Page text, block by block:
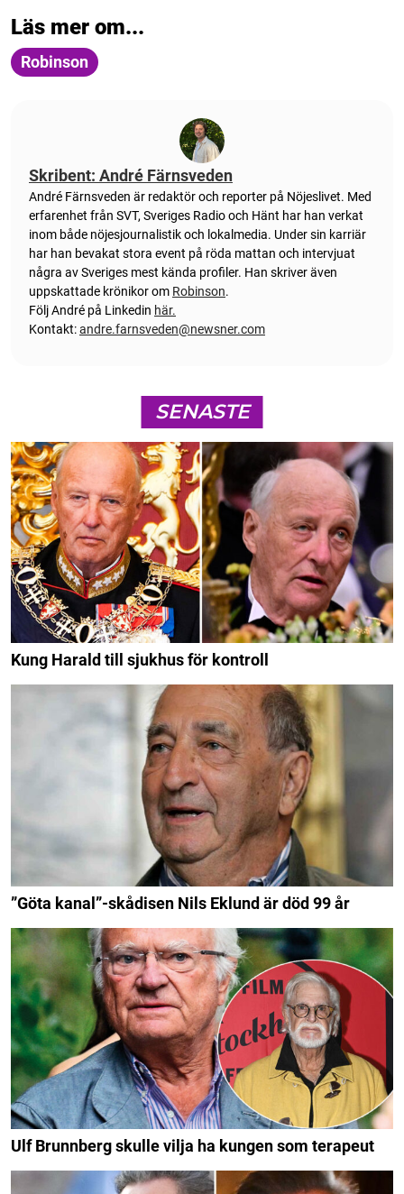
Läs mer om...
Robinson
Skribent: André Färnsveden
André Färnsveden är redaktör och reporter på Nöjeslivet. Med
erfarenhet från SVT, Sveriges Radio och Hänt har han verkat
inom både nöjesjournalistik och lokalmedia. Under sin karriär
har han bevakat stora event på röda mattan och intervjuat
några av Sveriges mest kända profiler. Han skriver även
uppskattade krönikor om Robinson.
Följ André på Linkedin här.
Kontakt:andre.farnsveden@newsner.com
SENASTE
Kung Harald till sjukhus för kontroll
”Göta kanal”-skådisen Nils Eklund är död 99 år
Ulf Brunnberg skulle vilja ha kungen som terapeut